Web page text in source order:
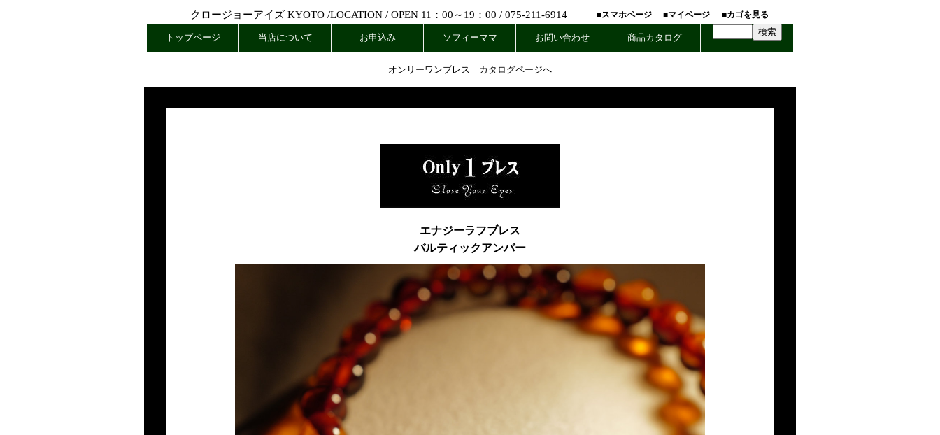
クロージョーアイズ KYOTO /LOCATION/ OPEN 11：00～19：00 / 075-211-6914 ■スマホページ ■マイページ ■カゴを見る
トップページ 当店について お申込み ソフィーママ お問い合わせ 商品カタログ
オンリーワンブレス カタログページへ
エナジーラフブレス
バルティックアンバー